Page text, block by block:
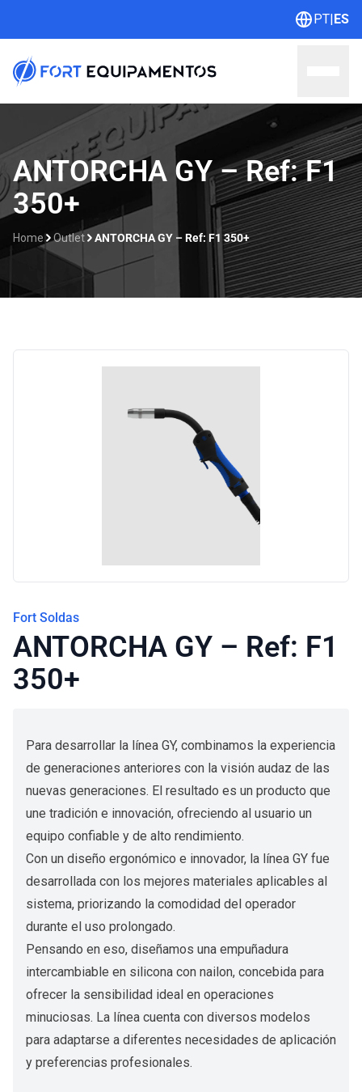
PT|ES
Home
Sobre nosotros
Líneas
Contacto
ANTORCHA GY – Ref: F1
350+
Home Outlet ANTORCHA GY – Ref: F1 350+
Fort Soldas
ANTORCHA GY – Ref: F1
350+
Para desarrollar la línea GY, combinamos la experiencia
de generaciones anteriores con la visión audaz de las
nuevas generaciones. El resultado es un producto que
une tradición e innovación, ofreciendo al usuario un
equipo confiable y de alto rendimiento.
Con un diseño ergonómico e innovador, la línea GY fue
desarrollada con los mejores materiales aplicables al
sistema, priorizando la comodidad del operador
durante el uso prolongado.
Pensando en eso, diseñamos una empuñadura
intercambiable en silicona con nailon, concebida para
ofrecer la sensibilidad ideal en operaciones
minuciosas. La línea cuenta con diversos modelos
para adaptarse a diferentes necesidades de aplicación
y preferencias profesionales.